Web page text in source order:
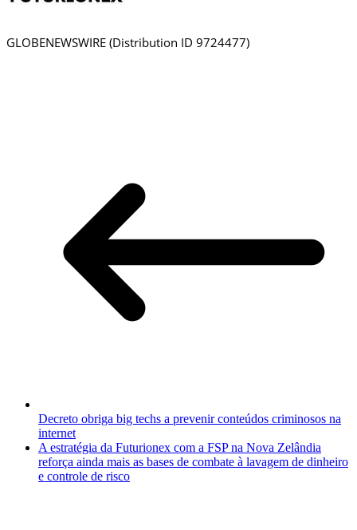
GLOBENEWSWIRE (Distribution ID 9724477)
Decreto obriga big techs a prevenir conteúdos criminosos na
internet
A estratégia da Futurionex com a FSP na Nova Zelândia
reforça ainda mais as bases de combate à lavagem de dinheiro
e controle de risco